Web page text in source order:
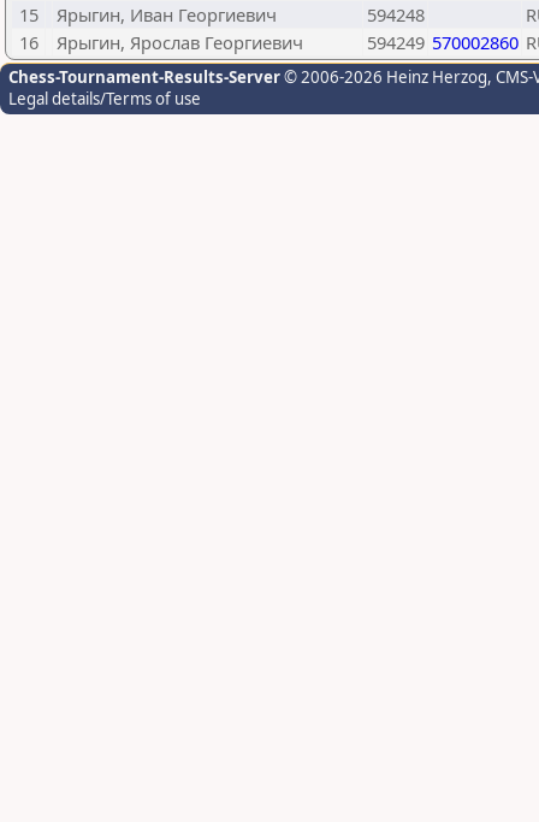
15
Ярыгин, Иван Георгиевич 594248
16
Ярыгин, Ярослав Георгиевич 594249 570002860
Chess-Tournament-Results-Server© 2006-2026 Heinz Herzog,
Legal details/Terms of use